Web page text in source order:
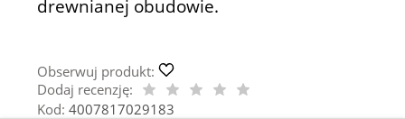
drewnianej obudowie.
Obserwuj produkt:
Dodaj recenzję:
Kod: 4007817029183